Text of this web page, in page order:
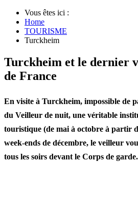
Vous êtes ici :
Home
TOURISME
Turckheim
Turckheim et le dernier
de France
En visite à Turckheim, impossible de
du Veilleur de nuit, une véritable
touristique (de mai à octobre à partir
week-ends de décembre, le veilleur
tous les soirs devant le Corps de garde.